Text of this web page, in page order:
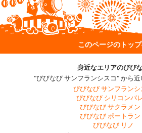
このページのトッ
身近なエリアのびび
"びびなび サンフランシスコ" から
びびなび サンフランシ
びびなび シリコンバ
びびなび サクラメン
びびなび ポートラン
びびなび リノ